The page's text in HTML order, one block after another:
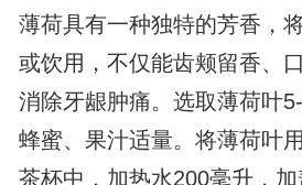
薄荷具有一种独特的芳香，
或饮用，不仅能齿颊留香、
消除牙龈肿痛。选取薄荷叶
蜂蜜、果汁适量。将薄荷叶
茶杯中，加热水200毫升，